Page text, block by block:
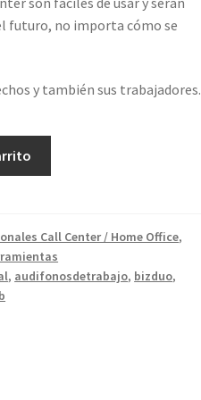
futuro, no importa cómo se
y también sus trabajadores.
Call Center / Home Office,
, audifonosdetrabajo, bizduo,